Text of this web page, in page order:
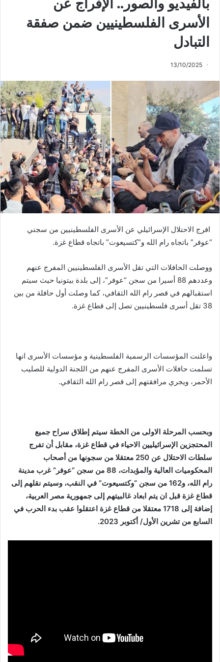
بالفيديو والصور.. الإفراج عن
الأسرى الفلسطينيين ضمن صفقة
التبادل
13/10/2025
افرج الاحتلال الإسرائيلي عن الأسرى الفلسطينيين من سجني
“عوفر” باتجاه رام الله و”كتسيعوت” باتجاه قطاع غزة.
ووصلت الحافلات التي تقل الأسرى الفلسطينيين المفرج عنهم
وعددهم 88 أسيرا من سجن “عوفر”، إلى بلدة بيتونيا حيث سيتم
استقبالهم في قصر رام الله الثقافي، كما وصلت أول حافلة من بين
38 تقل أسرى فلسطينيين تصل إلى قطاع غزة.
واعلنت المؤسسات الرسمية الفلسطينية و مؤسسات الأسرى انها
تسلمت حافلات الأسرى المفرج عنهم من اللجنة الدولية للصليب
الأحمر، ويجري مرافقتهم إلى قصر رام الله الثقافي.
وبحسب المرحلة الاولى من الخطة سيتم إطلاق سراح جميع
المحتجزين الإسرائيليين الاحياء في قطاع غزة، مقابل أن تفرج
سلطات الاحتلال عن 250 معتقلا من سجونها من أصحاب
المحكوميات العالية والمؤبدات، 88 من سجن “عوفر” غرب مدينة
رام الله، و162 من سجن “وكتسيعوت” في النقب، وسيتم نقلهم إلى
قطاع غزة قبل ان يتم ابعاد غالبيتهم إلى جمهورية مصر العربية،
إضافة إلى 1718 معتقلا من قطاع غزة اعتقلوا عقب بدء الحرب في
السابع من تشرين الأول/ أكتوبر 2023.